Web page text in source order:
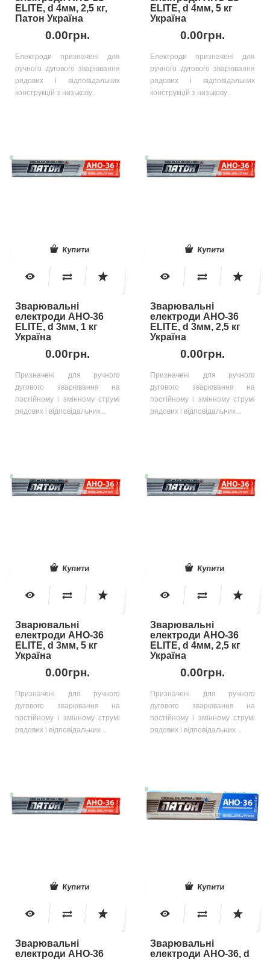
ELITE, d 4мм, 2,5 кг,
Патон Україна
0.00грн.
Електроди призначені для
ручного дугового зварювання
рядових і відповідальних
конструкцій з низькову..
ELITE, d 4мм, 5 кг
Україна
0.00грн.
Електроди призначені для
ручного дугового зварювання
рядових і відповідальних
конструкцій з низькову..
Купити
Зварювальні
електроди АНО-36
ELITE, d 3мм, 1 кг
Україна
0.00грн.
Призначені для ручного
дугового зварювання на
постійному і змінному струмі
рядових і відповідальних ..
Купити
Зварювальні
електроди АНО-36
ELITE, d 3мм, 2,5 кг
Україна
0.00грн.
Призначені для ручного
дугового зварювання на
постійному і змінному струмі
рядових і відповідальних ..
Купити
Зварювальні
електроди АНО-36
ELITE, d 3мм, 5 кг
Україна
0.00грн.
Призначені для ручного
дугового зварювання на
постійному і змінному струмі
рядових і відповідальних ..
Купити
Зварювальні
електроди АНО-36
ELITE, d 4мм, 2,5 кг
Україна
0.00грн.
Призначені для ручного
дугового зварювання на
постійному і змінному струмі
рядових і відповідальних ..
Купити
Зварювальні
електроди АНО-36
Купити
Зварювальні
електроди АНО-36, d